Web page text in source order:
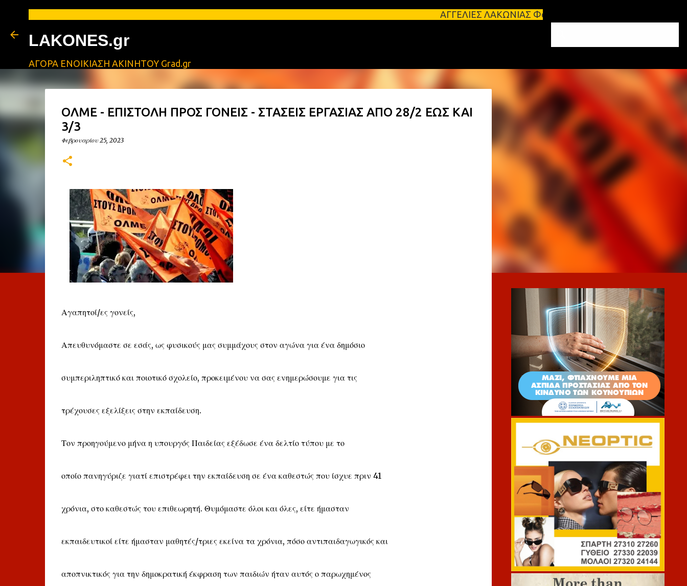
ΑΓΓΕΛΙΕΣ ΛΑΚΩΝΙΑΣ Φοιτητικά σπίτια προς ενοικίαση στη
LAKONES.gr
ΑΓΟΡΑ ΕΝΟΙΚΙΑΣΗ ΑΚΙΝΗΤΟΥ Grad.gr
ΟΛΜΕ - ΕΠΙΣΤΟΛΗ ΠΡΟΣ ΓΟΝΕΙΣ - ΣΤΑΣΕΙΣ ΕΡΓΑΣΙΑΣ ΑΠΟ 28/2 ΕΩΣ ΚΑΙ
3/3
Φεβρουαρίου 25, 2023
Αγαπητοί/ες γονείς,
Απευθυνόμαστε σε εσάς, ως φυσικούς μας συμμάχους στον αγώνα για ένα δημόσιο
συμπεριληπτικό και ποιοτικό σχολείο, προκειμένου να σας ενημερώσουμε για τις
τρέχουσες εξελίξεις στην εκπαίδευση.
Τον προηγούμενο μήνα η υπουργός Παιδείας εξέδωσε ένα δελτίο τύπου με το
οποίο πανηγύριζε γιατί επιστρέφει την εκπαίδευση σε ένα καθεστώς που ίσχυε πριν 41
χρόνια, στο καθεστώς του επιθεωρητή. Θυμόμαστε όλοι και όλες, είτε ήμασταν
εκπαιδευτικοί είτε ήμασταν μαθητές/τριες εκείνα τα χρόνια, πόσο αντιπαιδαγωγικός και
αποπνικτικός για την δημοκρατική έκφραση των παιδιών ήταν αυτός ο παρωχημένος